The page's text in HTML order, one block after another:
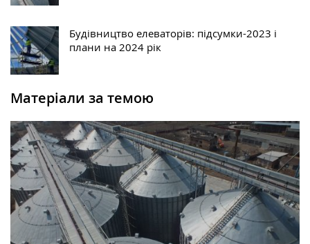
Будівництво елеваторів: підсумки-2023 і
плани на 2024 рік
Матеріали за темою